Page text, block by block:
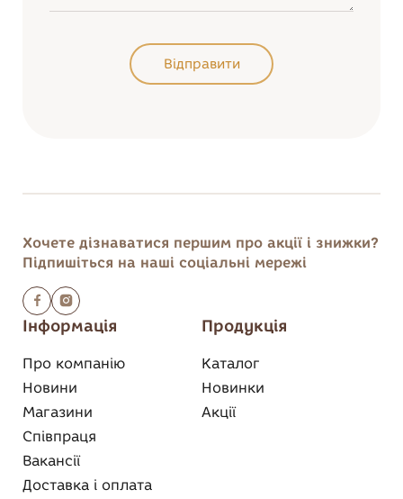
Відправити
Інформація
Про компанію
Новини
Магазини
Співпраця
Вакансії
Доставка і оплата
Продукція
Каталог
Новинки
Акції
Хочете дізнаватися першим про акції і знижки?
Підпишіться на наші соціальні мережі